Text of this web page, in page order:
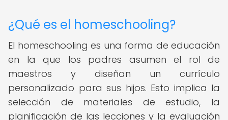
¿Qué es el homeschooling?
El homeschooling es una forma de educación
en la que los padres asumen el rol de
maestros y diseñan un currículo
personalizado para sus hijos. Esto implica la
selección de materiales de estudio, la
planificación de las lecciones y la evaluación